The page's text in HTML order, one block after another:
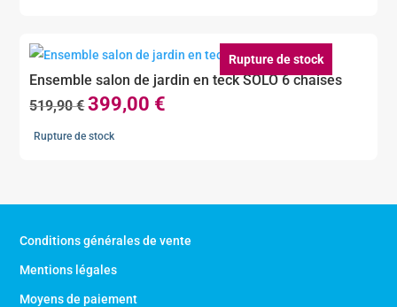
529,90 €.
409,00 €.
Rupture de stock
Ensemble salon de jardin en teck SOLO 6 chaises
519,90€Le
prix
399,00 €
Rupture de stock
Conditions générales de vente
Mentions légales
Moyens de paiement